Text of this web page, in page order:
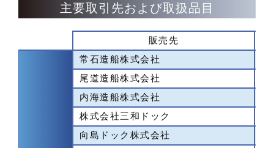
主要取引先および取扱品目
販売先
常石造船株式会社
尾道造船株式会社
内海造船株式会社
株式会社三和ドック
向島ドック株式会社